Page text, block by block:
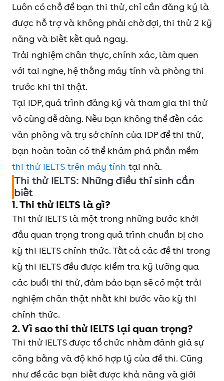
Luôn có chỗ để bạn thi thử, chỉ cần đăng ký là
được hỗ trợ và không phải chờ đợi, thi thử 2 kỹ
năng và biết kết quả ngay.
Trải nghiệm chân thực, chính xác, làm quen
với tai nghe, hệ thống máy tính và phòng thi
trước khi thi thật.
Tại IDP, quá trình đăng ký và tham gia thi thử
vô cùng dễ dàng. Nếu bạn không thể đến các
văn phòng và trụ sở chính của IDP để thi thử,
bạn hoàn toàn có thể khám phá phần mềm
thi thử IELTS trên máy tính tại nhà.
Thi thử IELTS: Những điều thí sinh cần
biết
1. Thi thử IELTS là gì?
Thi thử IELTS là một trong những bước khởi
đầu quan trọng trong quá trình chuẩn bị cho
kỳ thi IELTS chính thức. Tất cả các đề thi trong
kỳ thi IELTS đều được kiểm tra kỹ lưỡng qua
các buổi thi thử, đảm bảo bạn sẽ có một trải
nghiệm chân thật nhất khi bước vào kỳ thi
chính thức.
2. Vì sao thi thử IELTS lại quan trọng?
Thi thử IELTS được tổ chức nhằm đánh giá sự
công bằng và độ khó hợp lý của đề thi. Cũng
như để các bạn biết được khả năng và giới